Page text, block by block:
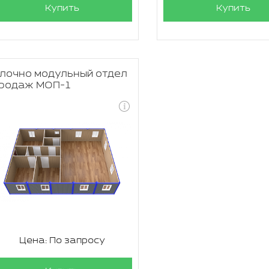
Купить Купить
модульный отдел
МОП-1
Цена: По запросу